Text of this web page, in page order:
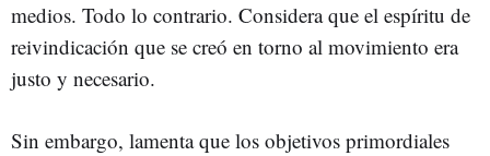
medios. Todo lo contrario. Considera que el espíritu de
reivindicación que se creó en torno al movimiento era
justo y necesario.
Sin embargo, lamenta que los objetivos primordiales